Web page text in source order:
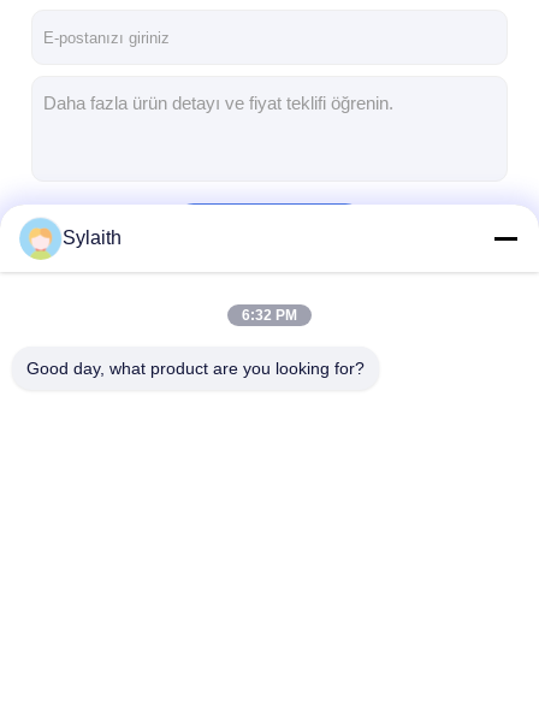
Ppgi Galvanizli Çelik Rulo
Sylaith
6:32 PM
Good day, what product are you looking for?